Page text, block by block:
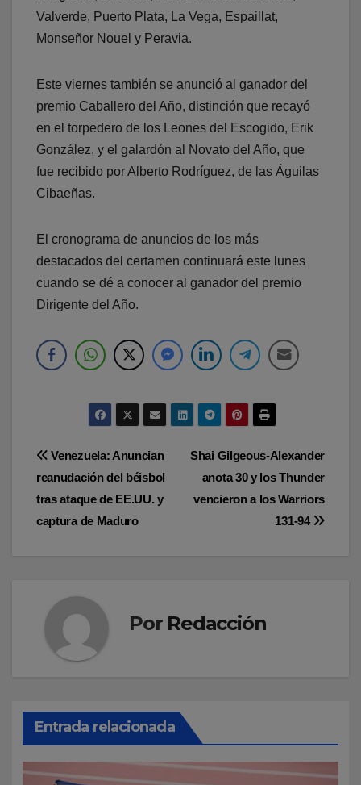
Valverde, Puerto Plata, La Vega, Espaillat,
Monseñor Nouel y Peravia.
Este viernes también se anunció al ganador del
premio Caballero del Año, distinción que recayó
en el torpedero de los Leones del Escogido, Erik
González, y el galardón al Novato del Año, que
fue recibido por Alberto Rodríguez, de las Águilas
Cibaeñas.
El cronograma de anuncios de los más
destacados del certamen continuará este lunes
cuando se dé a conocer al ganador del premio
Dirigente del Año.
Navegación
de
entradas
Shai Gilgeous-Alexander
anota 30 y los Thunder
vencieron a los Warriors
131-94
Venezuela: Anuncian
reanudación del béisbol
tras ataque de EE.UU. y
captura de Maduro
Por Redacción
Entrada relacionada